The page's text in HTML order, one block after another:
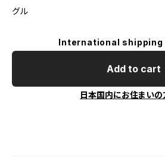
グル
International shipping
Add to cart
日本国内にお住まいの